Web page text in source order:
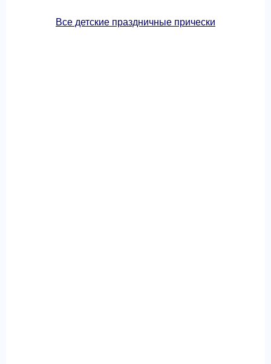
Все детские праздничные прически